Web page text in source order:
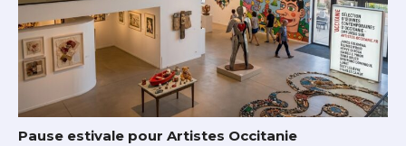
Pause estivale pour Artistes Occitanie